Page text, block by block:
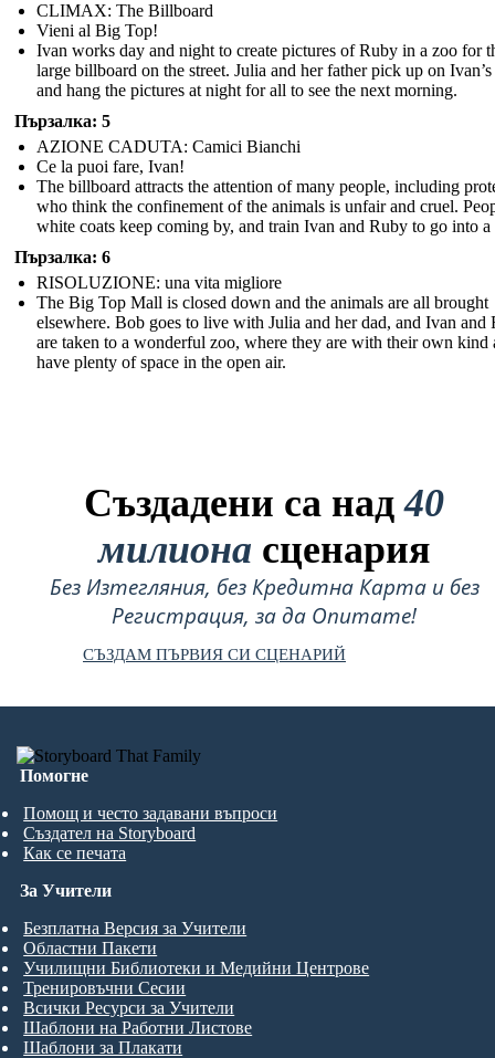
CLIMAX: The Billboard
Vieni al Big Top!
Ivan works day and night to create pictures of Ruby in a zoo for
large billboard on the street. Julia and her father pick up on
and hang the pictures at night for all to see the next morning.
Пързалка: 5
AZIONE CADUTA: Camici Bianchi
Ce la puoi fare, Ivan!
The billboard attracts the attention of many people, including
who think the confinement of the animals is unfair and cruel.
white coats keep coming by, and train Ivan and Ruby to go into
Пързалка: 6
RISOLUZIONE: una vita migliore
The Big Top Mall is closed down and the animals are all brought
elsewhere. Bob goes to live with Julia and her dad, and Ivan and
are taken to a wonderful zoo, where they are with their own kind
have plenty of space in the open air.
Създадени са над40
милиона сценария
Без Изтегляния, без Кредитна Карта и без
Регистрация, за да Опитате!
СЪЗДАМ ПЪРВИЯ СИ СЦЕНАРИЙ
Помогне
Помощ и често задавани въпроси
Създател на Storyboard
Как се печата
За Учители
Безплатна Версия за Учители
Областни Пакети
Училищни Библиотеки и Медийни Центрове
Тренировъчни Сесии
Всички Ресурси за Учители
Шаблони на Работни Листове
Шаблони за Плакати